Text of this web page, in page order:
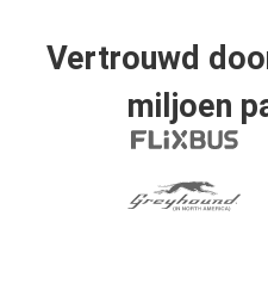
Vertrouwd
miljoen